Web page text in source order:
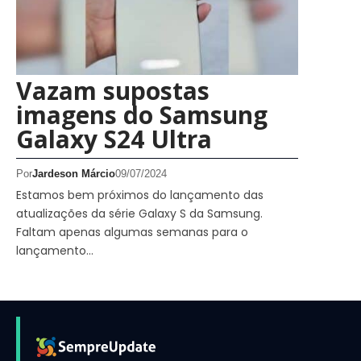
Vazam supostas
imagens do Samsung
Galaxy S24 Ultra
PorJardeson Márcio09/07/2024
Estamos bem próximos do lançamento das
atualizações da série Galaxy S da Samsung.
Faltam apenas algumas semanas para o
lançamento…